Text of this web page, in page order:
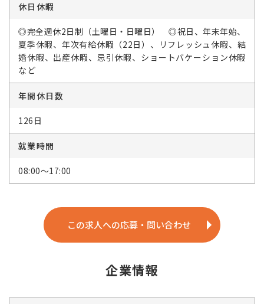
休日休暇
◎完全週休2日制（土曜日・日曜日） ◎祝日、年末年始、
夏季休暇、年次有給休暇（22日）、リフレッシュ休暇、結
婚休暇、出産休暇、忌引休暇、ショートバケーション休暇
など
年間休日数
126日
就業時間
08:00～17:00
この求人への応募・問い合わせ
企業情報